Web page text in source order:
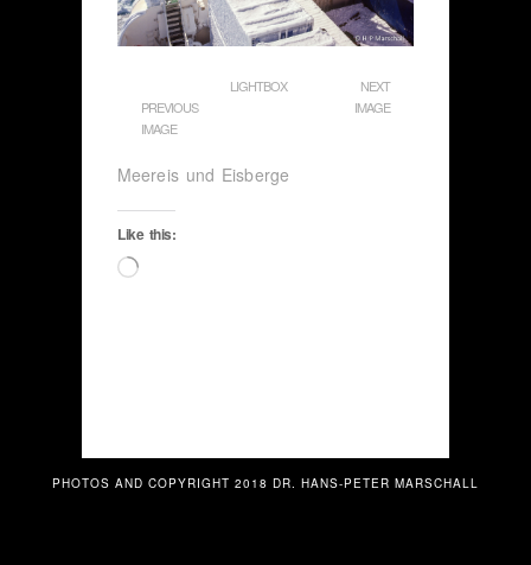
PREVIOUS
IMAGE
LIGHTBOX
NEXT
IMAGE
Meereis und Eisberge
Like this:
Loading…
PHOTOS AND COPYRIGHT 2018 DR. HANS-PETER MARSCHALL